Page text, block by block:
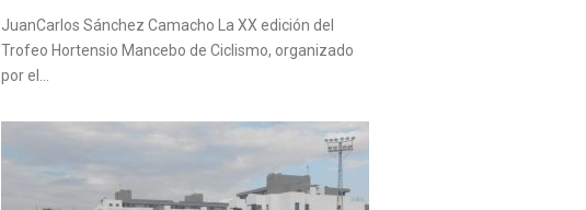
JuanCarlos Sánchez Camacho La XX edición del
Trofeo Hortensio Mancebo de Ciclismo, organizado
por el…